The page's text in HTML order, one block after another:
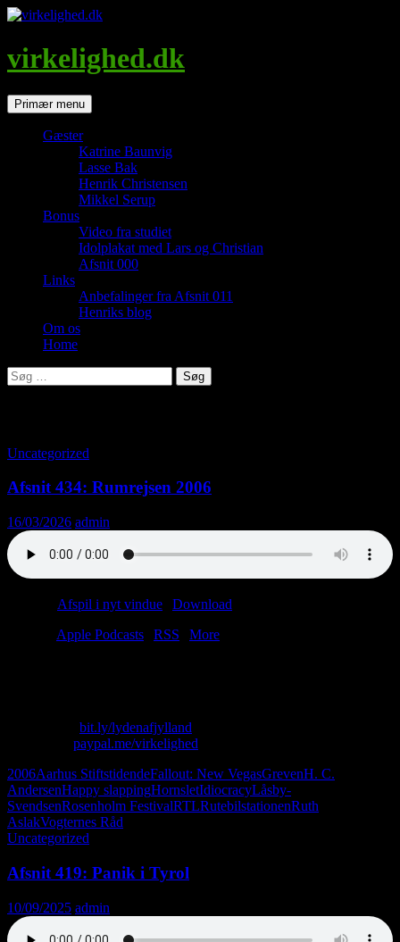
Hop
indhold
virkelighed.dk
SøgPrimær menu
Gæster
Katrine Baunvig
Lasse Bak
Henrik Christensen
Mikkel Serup
Bonus
Video fra studiet
Idolplakat med Lars og Christian
Afsnit 000
Links
Anbefalinger fra Afsnit 011
Henriks blog
Om os
Home
Søg
efter:
Uncategorized
Afsnit 434: Rumrejsen 2006
16/03/2026 admin
Afspil i nyt vindue Download
Apple Podcasts RSS
More
bit.ly/lydenafjylland
paypal.me/virkelighed
2006Aarhus StiftstidendeFallout: New VegasGrevenH. C.
AndersenHappy slappingHornsletIdiocracyLåsby-
SvendsenRosenholm FestivalRTLRutebilstationenRuth
AslakVogternes Råd
Uncategorized
Afsnit 419: Panik i Tyrol
10/09/2025 admin